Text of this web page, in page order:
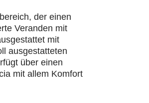
der einen
Veranden mit
mit
ausgestatteten
über einen
mit allem Komfort